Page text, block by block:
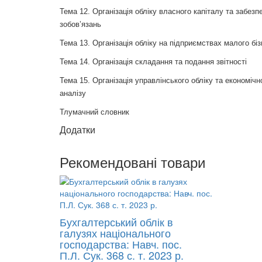
Тема 12. Організація обліку власного капіталу та
зобов’язань
Тема 13. Організація обліку на підприємствах малого
Тема 14. Організація складання та подання звітності
Тема 15. Організація управлінського обліку та
аналізу
Тлумачний словник
Додатки
Рекомендовані товари
Бухгалтерський облік в
галузях національного
господарства: Навч. пос.
П.Л. Сук. 368 с. т. 2023 р.